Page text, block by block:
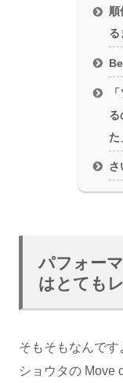
順
る
る
た
パフォー
はとても
そもそもなんです
ショウタの Move